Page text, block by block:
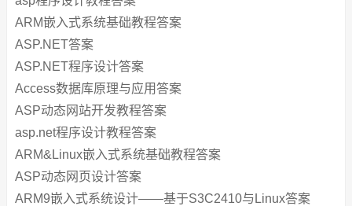
数字电子技术基础 第三版 课后答案 (侯建军)
q@q_iaick(中国农业大学)
JSP应用与开发技术 第三版 课后答案 (马建红 李学相)
q@q_bwzee(郑州大学)
q@q_3k5xqq (沈阳航空航天大学)
R语言商务数据分析实战 课后答案 (韩宝国 张良均)
医用物理学 第四版 课后答案 (洪洋)
ARM嵌入式系统基础教程答案
ASP.NET答案
ASP.NET程序设计答案
Access数据库原理与应用答案
ASP动态网站开发教程答案
asp.net程序设计教程答案
ARM&Linux嵌入式系统基础教程答案
ASP动态网页设计答案
ARM9嵌入式系统设计——基于S3C2410与Linux答案